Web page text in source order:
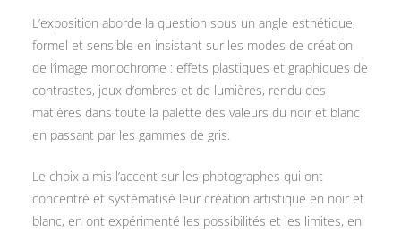
L’exposition aborde la question sous un angle esthétique,
formel et sensible en insistant sur les modes de création
de l’image monochrome : effets plastiques et graphiques de
contrastes, jeux d’ombres et de lumières, rendu des
matières dans toute la palette des valeurs du noir et blanc
en passant par les gammes de gris.
Le choix a mis l’accent sur les photographes qui ont
concentré et systématisé leur création artistique en noir et
blanc, en ont expérimenté les possibilités et les limites, en